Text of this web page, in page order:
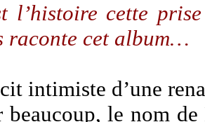
l’histoire cette
raconte cet album…
intimiste d’une
beaucoup, le nom